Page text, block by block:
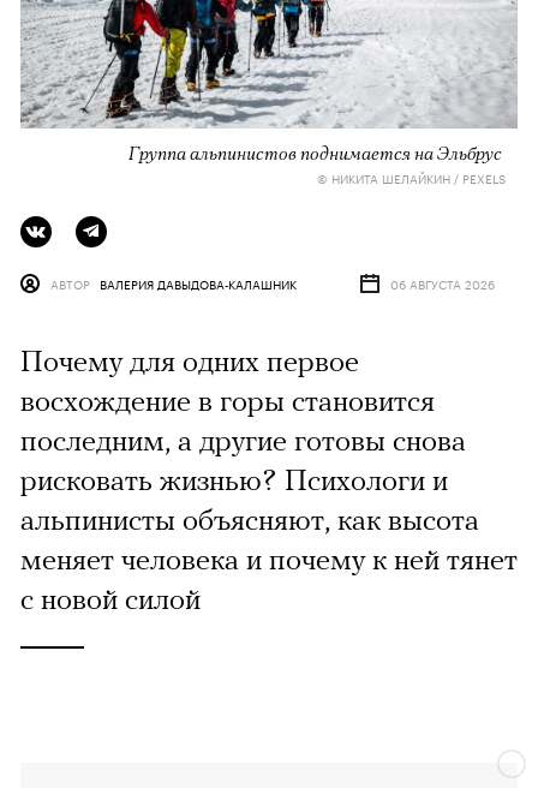
Группа альпинистов поднимается на Эльбрус
© НИКИТА ШЕЛАЙКИН / PEXELS
АВТОР ВАЛЕРИЯ ДАВЫДОВА-КАЛАШНИК 06 АВГУСТА 2026
Почему для одних первое
восхождение в горы становится
последним, а другие готовы снова
рисковать жизнью? Психологи и
альпинисты объясняют, как высота
меняет человека и почему к ней тянет
с новой силой